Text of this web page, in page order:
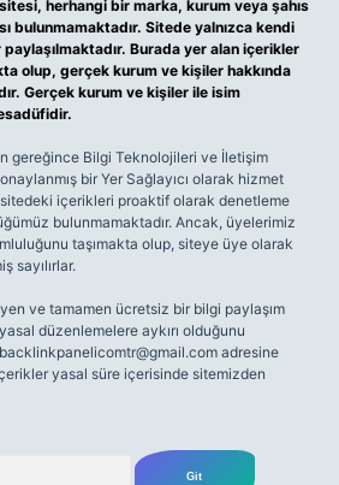
herhangi bir marka, kurum veya şahıs
bulunmamaktadır. Sitede yalnızca kendi
paylaşılmaktadır. Burada yer alan içerikler
olup, gerçek kurum ve kişiler hakkında
Gerçek kurum ve kişiler ile isim
gereğince Bilgi Teknolojileri ve İletişim
bir Yer Sağlayıcı olarak hizmet
içerikleri proaktif olarak denetleme
bulunmamaktadır. Ancak, üyelerimiz
taşımakta olup, siteye üye olarak
sayılırlar.
ve tamamen ücretsiz bir bilgi paylaşım
düzenlemelere aykırı olduğunu
backlinkpanelicomtr@gmail.com adresine
yasal süre içerisinde sitemizden